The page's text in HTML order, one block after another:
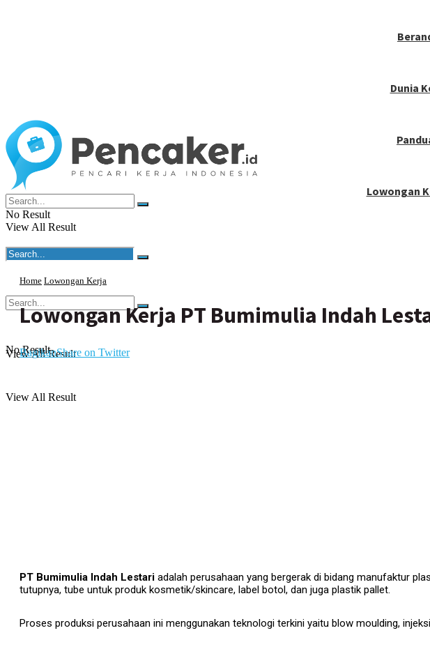
Dunia
Lowongan
No Result
View All Result
No Result
View All Result
No Result
View All Result
Home Lowongan Kerja
Lowongan Kerja PT Bumimulia Indah
BagikanShare on Twitter
PT Bumimulia Indah Lestari adalah perusahaan yang bergerak di bidang manufaktur
tutupnya, tube untuk produk kosmetik/skincare, label botol, dan juga plastik pallet.
Proses produksi perusahaan ini menggunakan teknologi terkini yaitu blow moulding,